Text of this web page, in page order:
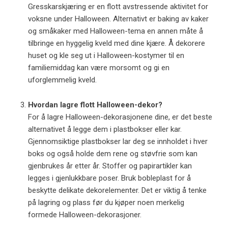
Gresskarskjæring er en flott avstressende aktivitet for
voksne under Halloween. Alternativt er baking av kaker
og småkaker med Halloween-tema en annen måte å
tilbringe en hyggelig kveld med dine kjære. Å dekorere
huset og kle seg ut i Halloween-kostymer til en
familiemiddag kan være morsomt og gi en
uforglemmelig kveld.
Hvordan lagre flott Halloween-dekor?
For å lagre Halloween-dekorasjonene dine, er det beste
alternativet å legge dem i plastbokser eller kar.
Gjennomsiktige plastbokser lar deg se innholdet i hver
boks og også holde dem rene og støvfrie som kan
gjenbrukes år etter år. Stoffer og papirartikler kan
legges i gjenlukkbare poser. Bruk bobleplast for å
beskytte delikate dekorelementer. Det er viktig å tenke
på lagring og plass før du kjøper noen merkelig
formede Halloween-dekorasjoner.